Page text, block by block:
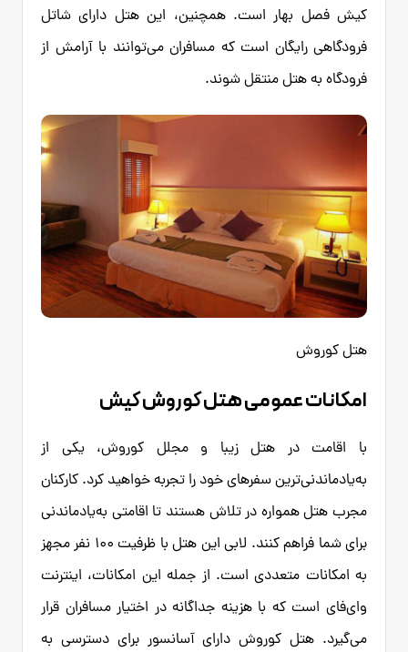
کیش فصل بهار است. همچنین، این هتل دارای شاتل
فرودگاهی رایگان است که مسافران می‌توانند با آرامش از
فرودگاه به هتل منتقل شوند.
هتل کوروش
امکانات عمومی هتل کوروش کیش
با اقامت در هتل زیبا و مجلل کوروش، یکی از
به‌یادماندنی‌ترین سفرهای خود را تجربه خواهید کرد. کارکنان
مجرب هتل همواره در تلاش هستند تا اقامتی به‌یادماندنی
برای شما فراهم کنند. لابی این هتل با ظرفیت ۱۰۰ نفر مجهز
به امکانات متعددی است. از جمله این امکانات، اینترنت
وای‌فای است که با هزینه جداگانه در اختیار مسافران قرار
می‌گیرد. هتل کوروش دارای آسانسور برای دسترسی به